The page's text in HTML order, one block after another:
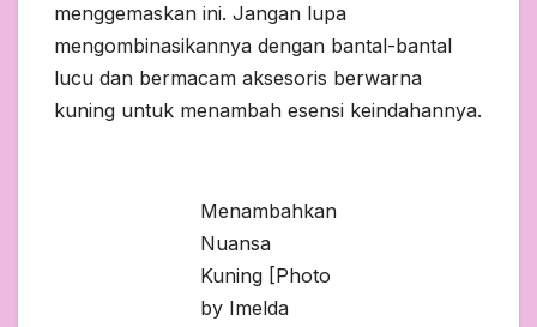
menggemaskan ini. Jangan lupa
mengombinasikannya dengan bantal-bantal
lucu dan bermacam aksesoris berwarna
kuning untuk menambah esensi keindahannya.
Menambahkan
Nuansa
Kuning [Photo
by Imelda